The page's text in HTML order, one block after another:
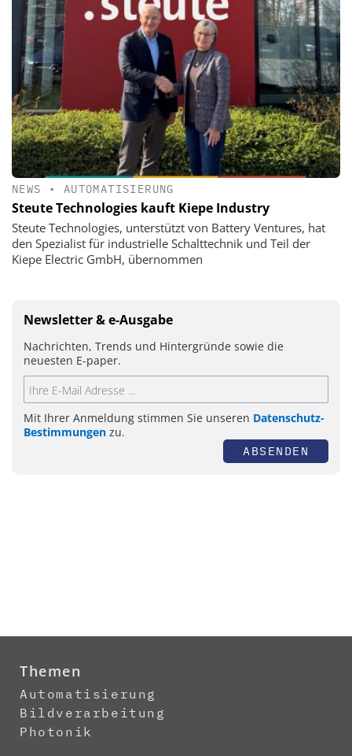
NEWS • AUTOMATISIERUNG
Steute Technologies kauft Kiepe Industry
Steute Technologies, unterstützt von Battery Ventures, hat
den Spezialist für industrielle Schalttechnik und Teil der
Kiepe Electric GmbH, übernommen
Newsletter & e-Ausgabe
Nachrichten, Trends und Hintergründe sowie die
neuesten E-paper.
Mit Ihrer Anmeldung stimmen Sie unseren Datenschutz-
Bestimmungen zu.
ABSENDEN
Themen
Automatisierung
Bildverarbeitung
Photonik